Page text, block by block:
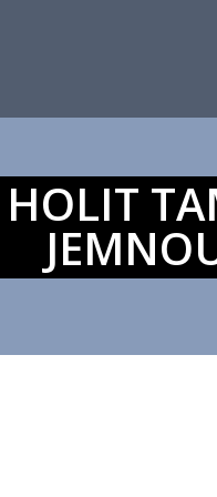
HOLIT